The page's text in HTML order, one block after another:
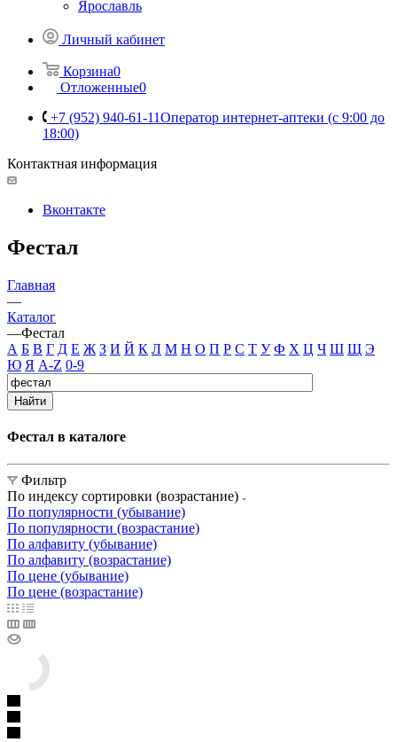
Ярославль
Личный кабинет
Корзина0
Отложенные0
+7 (952) 940-61-11Оператор интернет-аптеки (с 9:00 до
18:00)
Контактная информация
Вконтакте
Фестал
Главная
—
Каталог
—Фестал
А Б В Г Д Е Ж З И Й К Л М Н О П Р С Т У Ф Х Ц Ч Ш Щ Э
Ю Я A-Z 0-9
Найти
Фестал в каталоге
Фильтр
По индексу сортировки (возрастание)
По популярности (убывание)
По популярности (возрастание)
По алфавиту (убывание)
По алфавиту (возрастание)
По цене (убывание)
По цене (возрастание)